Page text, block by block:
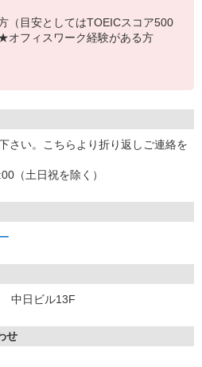
（目安としてはTOEICスコア500
フィスワーク経験がある方
さい。こちらより折り返しご連絡を
（土日祝を除く）
中日ビル13F
せ